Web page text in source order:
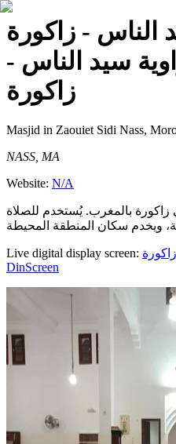
الناس - زاكورة
سيد الناس -
زاكورة
Masjid in Zaouiet Sidi Nass,
NASS, MA
Website: N/A
بالمغرب. يُستخدم للصلاة
Live digital display screen:
DinScreen